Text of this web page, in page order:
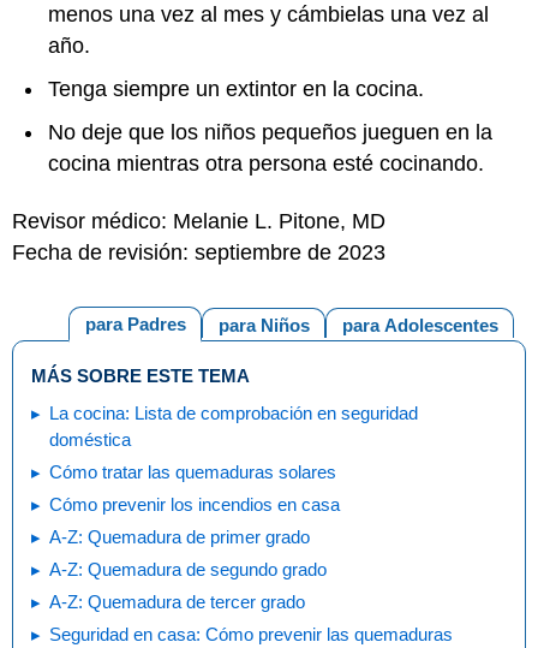
menos una vez al mes y cámbielas una vez al
año.
Tenga siempre un extintor en la cocina.
No deje que los niños pequeños jueguen en la
cocina mientras otra persona esté cocinando.
Revisor médico: Melanie L. Pitone, MD
Fecha de revisión: septiembre de 2023
para Adolescentes
para Niños
para Padres
MÁS SOBRE ESTE TEMA
La cocina: Lista de comprobación en seguridad
doméstica
Cómo tratar las quemaduras solares
Cómo prevenir los incendios en casa
A-Z: Quemadura de primer grado
A-Z: Quemadura de segundo grado
A-Z: Quemadura de tercer grado
Seguridad en casa: Cómo prevenir las quemaduras